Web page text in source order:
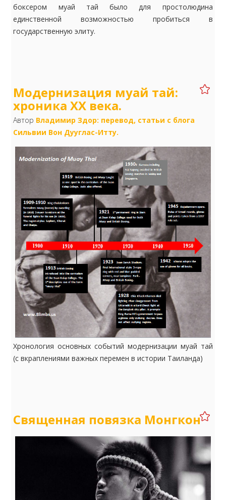
боксером муай тай было для простолюдина
единственной возможностью пробиться в
государственную элиту.
Модернизация муай тай:
хроника XX века.
Автор Владимир Здор: перевод, статьи с блога
Сильвии Вон Дууглас-Итту.
Хронология основных событий модернизации муай тай
(с вкраплениями важных перемен в истории Таиланда)
Священная повязка Монгкон